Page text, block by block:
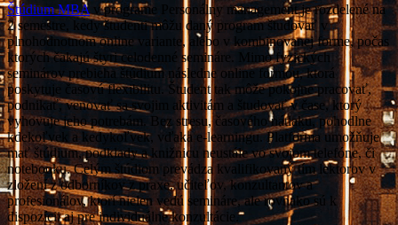
Štúdium MBA v programe Personálny management je rozdelené na
2 semestre, kedy študenti môžu daný program študovať v
plnohodnotnom online variante, alebo v kombinovanej forme, počas
ktorých čakajú štyri celodenné semináre. Mimo fyzických
seminárov prebieha štúdium následne online formou, ktorá
poskytuje časovú flexibilitu. Študent tak môže pokojne pracovať,
podnikať, venovať sa svojim aktivitám a študovať v čase, ktorý
vyhovuje jeho potrebám. Bez stresu, časového nátlaku, pohodlne
kdekoľvek a kedykoľvek, vďaka e-learningu. Platforma umožňuje
mať štúdium, podklady a knižnicu neustále vo svojom telefóne, či
notebooku. Celým štúdiom prevádza kvalifikovaný tím lektorov v
zložení z odborníkov z praxe, učiteľov, konzultantov a
profesionálov, ktorí nielen vedú semináre, ale rovnako sú k
dispozícii aj pre individuálne konzultácie.